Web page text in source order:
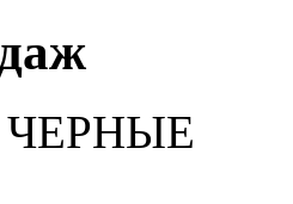
ЧЕРНЫЕ